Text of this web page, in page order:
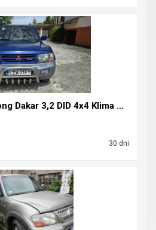
Mitsubishi Pajero Long Dakar 3,2 DID 4x4 Klima CB-...
30 dni